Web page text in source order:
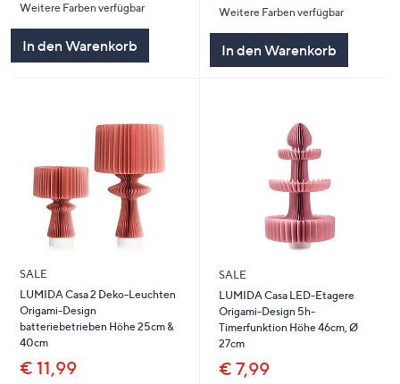
5
Weitere Farben verfügbar
In den Warenkorb
5
Weitere Farben verfügbar
In den Warenkorb
SALE
LUMIDA Casa 2 Deko-Leuchten
Origami-Design
batteriebetrieben Höhe 25cm &
40cm
€ 11,99
SALE
LUMIDA Casa LED-Etagere
Origami-Design 5h-
Timerfunktion Höhe 46cm, Ø
27cm
€ 7,99